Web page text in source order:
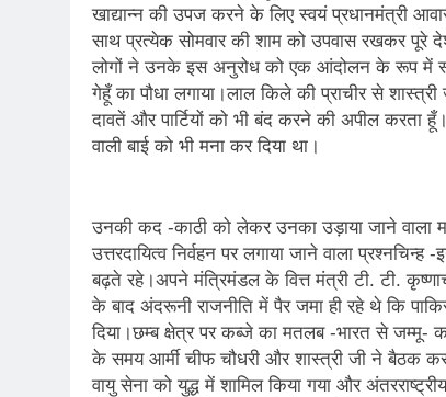
खाद्यान्न की उपज करने के लिए स्वयं प्रधानमंत्री
साथ प्रत्येक सोमवार की शाम को उपवास रखकर पूरे
लोगों ने उनके इस अनुरोध को एक आंदोलन के रूप में
गेहूँ का पौधा लगाया।लाल किले की प्राचीर से
दावतें और पार्टियों को भी बंद करने की अपील
वाली बाई को भी मना कर दिया था।
उनकी कद -काठी को लेकर उनका उड़ाया जाने वाला
उत्तरदायित्व निर्वहन पर लगाया जाने वाला
बढ़ते रहे।अपने मंत्रिमंडल के वित्त मंत्री टी. टी.
के बाद अंदरूनी राजनीति में पैर जमा ही रहे थे कि
दिया।छम्ब क्षेत्र पर कब्जे का मतलब -भारत से जम्मू-
के समय आर्मी चीफ चौधरी और शास्त्री जी ने बैठक
वायु सेना को युद्ध में शामिल किया गया और